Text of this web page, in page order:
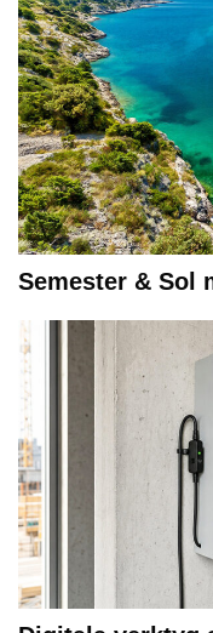
Semester & Sol